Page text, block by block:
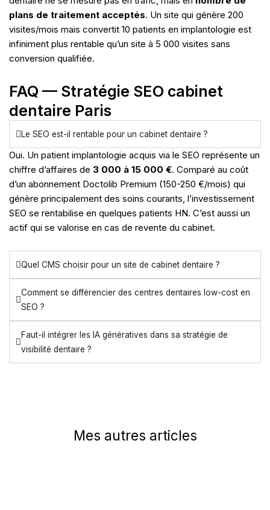
plans de traitement acceptés. Un site qui génère 200
visites/mois mais convertit 10 patients en implantologie est
infiniment plus rentable qu’un site à 5 000 visites sans
conversion qualifiée.
FAQ — Stratégie SEO cabinet
dentaire Paris
Le SEO est-il rentable pour un cabinet dentaire ?
Oui. Un patient implantologie acquis via le SEO représente un
chiffre d’affaires de 3 000 à 15 000 €. Comparé au coût
d’un abonnement Doctolib Premium (150-250 €/mois) qui
génère principalement des soins courants, l’investissement
SEO se rentabilise en quelques patients HN. C’est aussi un
actif qui se valorise en cas de revente du cabinet.
Quel CMS choisir pour un site de cabinet dentaire ?
Comment se différencier des centres dentaires low-cost en
SEO ?
Faut-il intégrer les IA génératives dans sa stratégie de
visibilité dentaire ?
Mes autres articles